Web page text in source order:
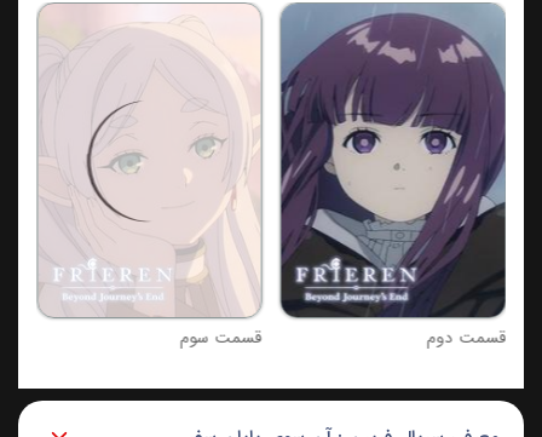
قسمت دوم قسمت سوم